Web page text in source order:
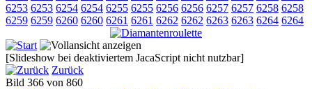
6253 6253 6254 6254 6255 6255 6256 6256 6257 6257 6258 6258
6259 6259 6260 6260 6261 6261 6262 6262 6263 6263 6264 6264
[Slideshow bei deaktiviertem JacaScript nicht nutzbar]
Zurück
Bild 366 von 860